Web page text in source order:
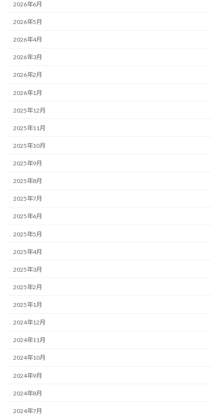
2026年6月
2026年5月
2026年4月
2026年3月
2026年2月
2026年1月
2025年12月
2025年11月
2025年10月
2025年9月
2025年8月
2025年7月
2025年6月
2025年5月
2025年4月
2025年3月
2025年2月
2025年1月
2024年12月
2024年11月
2024年10月
2024年9月
2024年8月
2024年7月